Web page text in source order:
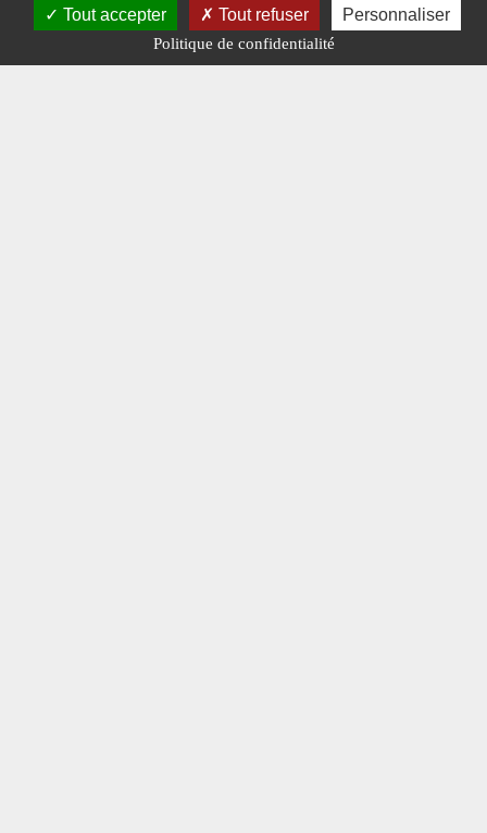
Tout accepter Tout refuser Personnaliser
Politique de confidentialité